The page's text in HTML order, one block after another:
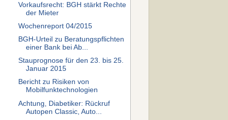
Vorkaufsrecht: BGH stärkt Rechte
der Mieter
Wochenreport 04/2015
BGH-Urteil zu Beratungspflichten
einer Bank bei Ab...
Stauprognose für den 23. bis 25.
Januar 2015
Bericht zu Risiken von
Mobilfunktechnologien
Achtung, Diabetiker: Rückruf
Autopen Classic, Auto...